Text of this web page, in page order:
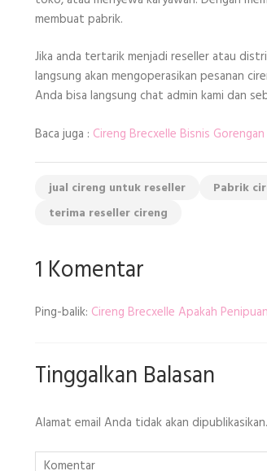
membuat pabrik.
Jika anda tertarik menjadi reseller atau
langsung akan mengoperasikan pesanan
Anda bisa langsung chat admin kami dan
Baca juga : Cireng Brecxelle Bisnis
jual cireng untuk reseller Pabrik
terima reseller cireng
1 Komentar
Ping-balik: Cireng Brecxelle Apakah
Tinggalkan Balasan
Alamat email Anda tidak akan dipublikasikan.
Komentar